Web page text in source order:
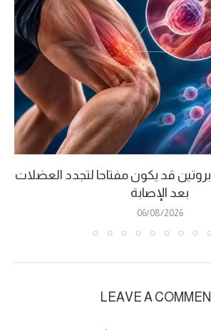
قد يكون مفتاحا لتجدد العضلات
بعد الإصابة
06/08/2026
LEAVE A